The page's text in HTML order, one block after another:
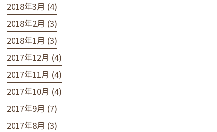
2018年3月 (4)
2018年2月 (3)
2018年1月 (3)
2017年12月 (4)
2017年11月 (4)
2017年10月 (4)
2017年9月 (7)
2017年8月 (3)